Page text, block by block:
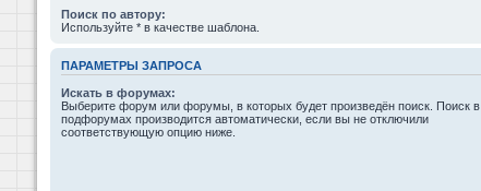
Поиск по автору:
Используйте * в качестве шаблона.
ПАРАМЕТРЫ ЗАПРОСА
Искать в форумах:
Выберите форум или форумы, в которых будет произведён поиск. Поиск в
подфорумах производится автоматически, если вы не отключили
соответствующую опцию ниже.